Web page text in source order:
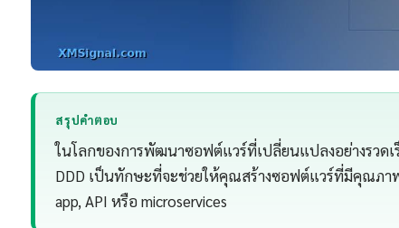
สรุปคำตอบ
ในโลกของการพัฒนาซอฟต์แวร์ที่เปลี่ยนแปลงอย่างรวดเ
DDD เป็นทักษะที่จะช่วยให้คุณสร้างซอฟต์แวร์ที่มีคุณภาพ
app, API หรือ microservices